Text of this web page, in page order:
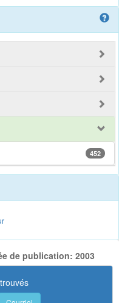
452
de publication: 2003